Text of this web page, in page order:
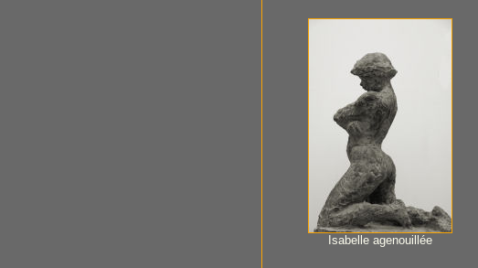
Isabelle agenouillée